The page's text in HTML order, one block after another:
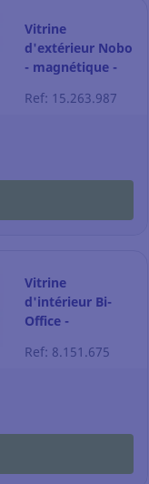
Vitrine
d'extérieur Nobo
- magnétique -
12 feuilles A4
Ref: 15.263.987
Vitrine
d'intérieur Bi-
Office -
porte battante -
Ref: 8.151.675